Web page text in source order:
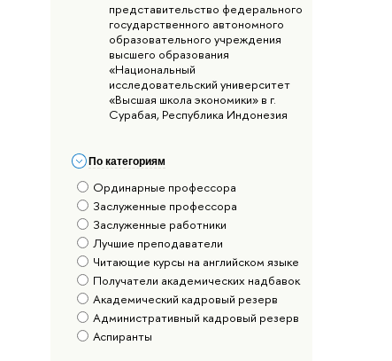
представительство федерального
государственного автономного
образовательного учреждения
высшего образования
«Национальный
исследовательский университет
«Высшая школа экономики» в г.
Сурабая, Республика Индонезия
По категориям
Ординарные профессора
Заслуженные профессора
Заслуженные работники
Лучшие преподаватели
Читающие курсы на английском языке
Получатели академических надбавок
Академический кадровый резерв
Административный кадровый резерв
Аспиранты